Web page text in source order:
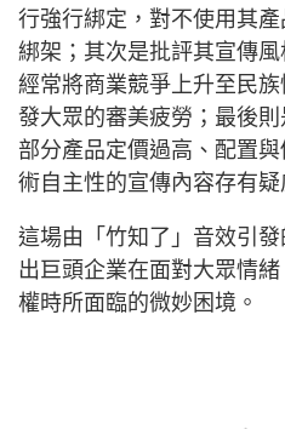
行強行綁定，對不使用其
綁架；其次是批評其宣傳
經常將商業競爭上升至民族
發大眾的審美疲勞；最後
部分產品定價過高、配置
術自主性的宣傳內容存有疑
這場由「竹知了」音效引
出巨頭企業在面對大眾情
權時所面臨的微妙困境。